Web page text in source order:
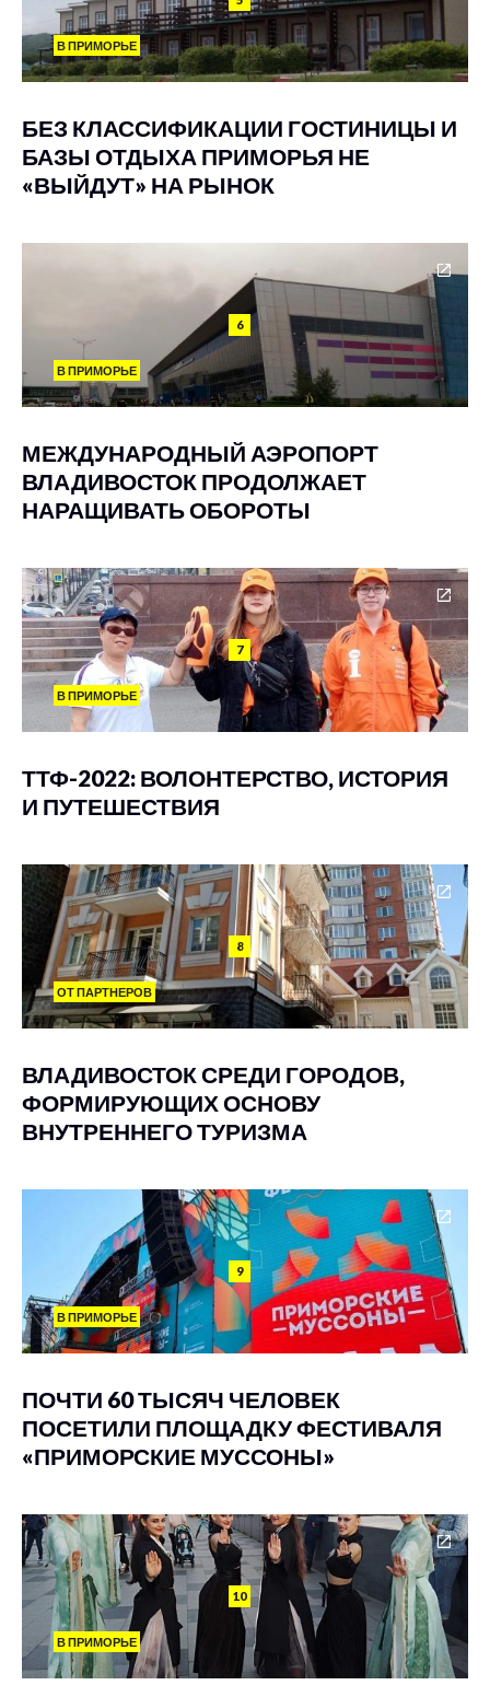
В ПРИМОРЬЕ
БЕЗ КЛАССИФИКАЦИИ ГОСТИНИЦЫ И
БАЗЫ ОТДЫХА ПРИМОРЬЯ НЕ
«ВЫЙДУТ» НА РЫНОК
6
В ПРИМОРЬЕ
МЕЖДУНАРОДНЫЙ АЭРОПОРТ
ВЛАДИВОСТОК ПРОДОЛЖАЕТ
НАРАЩИВАТЬ ОБОРОТЫ
7
В ПРИМОРЬЕ
ТТФ-2022: ВОЛОНТЕРСТВО, ИСТОРИЯ
И ПУТЕШЕСТВИЯ
8
ОТ ПАРТНЕРОВ
ВЛАДИВОСТОК СРЕДИ ГОРОДОВ,
ФОРМИРУЮЩИХ ОСНОВУ
ВНУТРЕННЕГО ТУРИЗМА
9
В ПРИМОРЬЕ
ПОЧТИ 60 ТЫСЯЧ ЧЕЛОВЕК
ПОСЕТИЛИ ПЛОЩАДКУ ФЕСТИВАЛЯ
«ПРИМОРСКИЕ МУССОНЫ»
10
В ПРИМОРЬЕ